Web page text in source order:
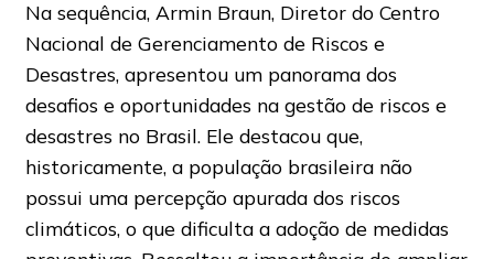
Na sequência, Armin Braun, Diretor do Centro
Nacional de Gerenciamento de Riscos e
Desastres, apresentou um panorama dos
desafios e oportunidades na gestão de riscos e
desastres no Brasil. Ele destacou que,
historicamente, a população brasileira não
possui uma percepção apurada dos riscos
climáticos, o que dificulta a adoção de medidas